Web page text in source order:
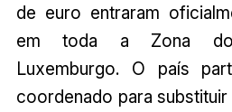
de euro entraram
em toda a Zona do
Luxemburgo. O país
coordenado para